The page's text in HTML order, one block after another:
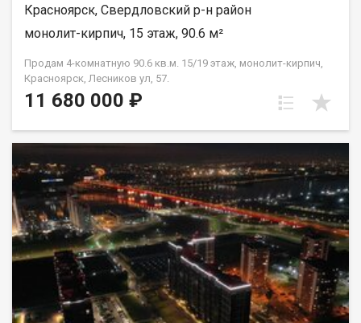
Красноярск, Свердловский р-н район
монолит-кирпич, 15 этаж, 90.6 м²
Продам 4-комнатную 90.6 кв.м. 15/19 этаж, монолит-кирпич,
Красноярск, Лесников ул, 57.
11 680 000 ₽